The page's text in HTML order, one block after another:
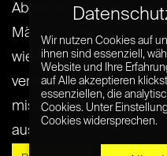
Abenteuer stürzen. Sie
Mächte, übermächtige
wieder gegen Monster.
vermeintlich bösen
missverstanden sind?
aus niemandem
Wir nutzen Cookies auf
ihnen sind essenziell,
Website und Ihre
auf Alle akzeptieren
essenziellen, die
Cookies. Unter
Cookies widersprechen.